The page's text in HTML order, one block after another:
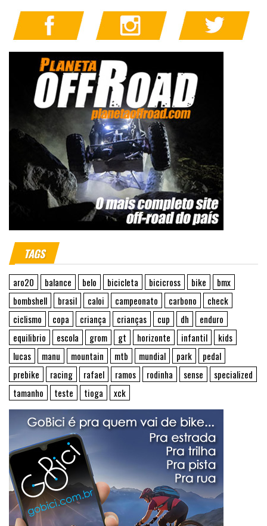
TAGS
aro20 balance belo bicicleta bicicross bike
bmx
bombshell
brasil caloi campeonato carbono
check
ciclismo
copa criança crianças cup dh
enduro
equilibrio
escola grom gt horizonte infantil
kids
lucas
manu mountain mtb mundial park
pedal
prebike
racing rafael ramos rodinha sense
specialized
tamanho
teste tioga xck